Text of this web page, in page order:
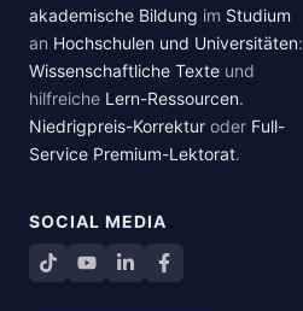
akademische Bildung im Studium
an Hochschulen und Universitäten:
Wissenschaftliche Texte und
hilfreiche Lern-Ressourcen.
Niedrigpreis-Korrektur oder Full-
Service Premium-Lektorat.
SOCIAL MEDIA
TikTokYouTube
LinkedInFacebook teilen